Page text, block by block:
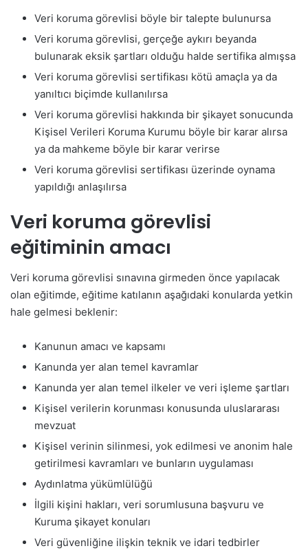
Veri koruma görevlisi böyle bir talepte bulunursa
Veri koruma görevlisi, gerçeğe aykırı beyanda
bulunarak eksik şartları olduğu halde sertifika almışsa
Veri koruma görevlisi sertifikası kötü amaçla ya da
yanıltıcı biçimde kullanılırsa
Veri koruma görevlisi hakkında bir şikayet sonucunda
Kişisel Verileri Koruma Kurumu böyle bir karar alırsa
ya da mahkeme böyle bir karar verirse
Veri koruma görevlisi sertifikası üzerinde oynama
yapıldığı anlaşılırsa
Veri koruma görevlisi
eğitiminin amacı
Veri koruma görevlisi sınavına girmeden önce yapılacak
olan eğitimde, eğitime katılanın aşağıdaki konularda yetkin
hale gelmesi beklenir:
Kanunun amacı ve kapsamı
Kanunda yer alan temel kavramlar
Kanunda yer alan temel ilkeler ve veri işleme şartları
Kişisel verilerin korunması konusunda uluslararası
mevzuat
Kişisel verinin silinmesi, yok edilmesi ve anonim hale
getirilmesi kavramları ve bunların uygulaması
Aydınlatma yükümlülüğü
İlgili kişini hakları, veri sorumlusuna başvuru ve
Kuruma şikayet konuları
Veri güvenliğine ilişkin teknik ve idari tedbirler